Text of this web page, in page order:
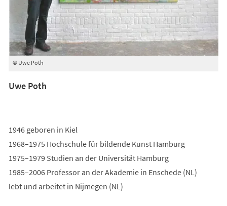
© Uwe Poth
Uwe Poth
1946 geboren in Kiel
1968–1975 Hochschule für bildende Kunst Hamburg
1975–1979 Studien an der Universität Hamburg
1985–2006 Professor an der Akademie in Enschede (NL)
lebt und arbeitet in Nijmegen (NL)